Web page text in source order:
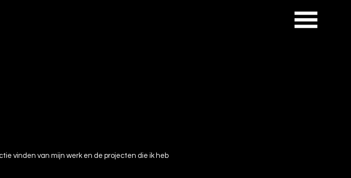
vinden van mijn werk en de projecten die ik heb